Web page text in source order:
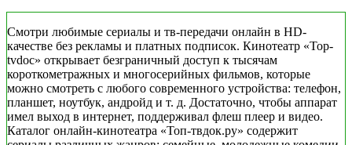
Смотри любимые сериалы и тв-передачи онлайн в HD-
качестве без рекламы и платных подписок. Кинотеатр «Top-
tvdoc» открывает безграничный доступ к тысячам
короткометражных и многосерийных фильмов, которые
можно смотреть с любого современного устройства: телефон,
планшет, ноутбук, андройд и т. д. Достаточно, чтобы аппарат
имел выход в интернет, поддерживал флеш плеер и видео.
Каталог онлайн-кинотеатра «Топ-твдок.ру» содержит